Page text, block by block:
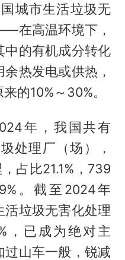
国城市生活垃圾无
在高温环境下，
中的有机成分转化
热发电或供热，
的10%～30%。
年，我国共有
处理厂（场），
占比21.1%，739
。截至2024年
垃圾无害化处理
，已成为绝对主
过山车一般，锐减